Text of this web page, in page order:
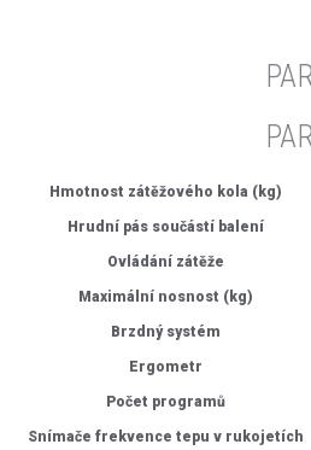
Hmotnost zátěžového kola (kg)
Hrudní pás součástí balení
Ovládání zátěže
Maximální nosnost (kg)
Brzdný systém
Ergometr
Počet programů
Snímače frekvence tepu v rukojetích